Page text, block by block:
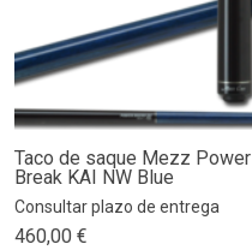
Taco de saque Mezz Power
Break KAI NW Blue
Consultar plazo de entrega
460,00 €